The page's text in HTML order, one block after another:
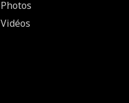
Photos
Vidéos